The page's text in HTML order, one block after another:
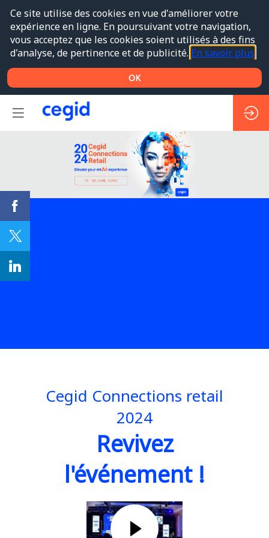
Cegid Connections retail
2024
Revivez
l'événement !
Ce site utilise des cookies en vue d'améliorer votre
expérience en ligne. En poursuivant votre navigation,
vous acceptez que les cookies soient utilisés à des fins
d'analyse, de pertinence et de publicité. En savoir plus
OK